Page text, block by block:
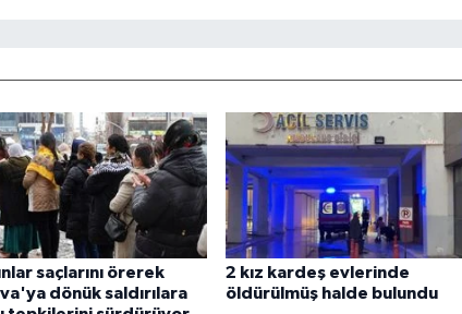
saçlarını örerek
dönük saldırılara
2 kız kardeş evlerinde
öldürülmüş halde bulundu